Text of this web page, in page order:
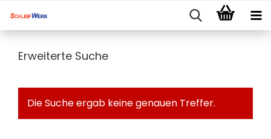
Erweiterte Suche
Die Suche ergab keine genauen Treffer.